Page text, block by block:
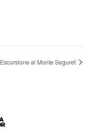
Escursione al Monte Seguret